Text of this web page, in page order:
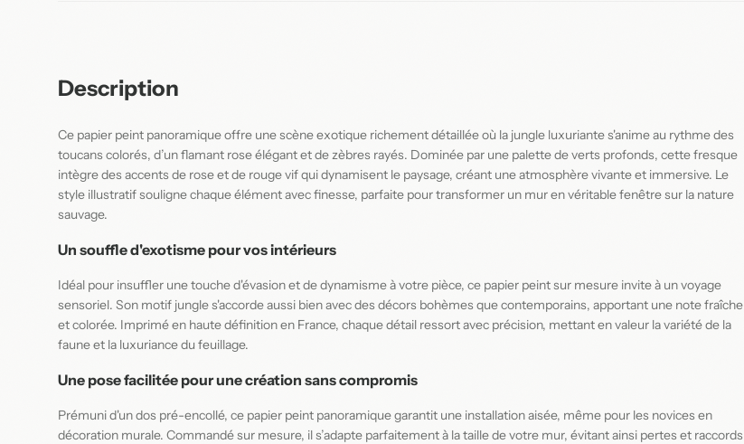
Description
Ce papier peint panoramique offre une scène exotique richement détaillée où la jungle luxuriante s'anime au rythme des
toucans colorés, d’un flamant rose élégant et de zèbres rayés. Dominée par une palette de verts profonds, cette fresque
intègre des accents de rose et de rouge vif qui dynamisent le paysage, créant une atmosphère vivante et immersive. Le
style illustratif souligne chaque élément avec finesse, parfaite pour transformer un mur en véritable fenêtre sur la nature
sauvage.
Un souffle d'exotisme pour vos intérieurs
Idéal pour insuffler une touche d'évasion et de dynamisme à votre pièce, ce papier peint sur mesure invite à un voyage
sensoriel. Son motif jungle s'accorde aussi bien avec des décors bohèmes que contemporains, apportant une note fraîche
et colorée. Imprimé en haute définition en France, chaque détail ressort avec précision, mettant en valeur la variété de la
faune et la luxuriance du feuillage.
Une pose facilitée pour une création sans compromis
Prémuni d'un dos pré-encollé, ce papier peint panoramique garantit une installation aisée, même pour les novices en
décoration murale. Commandé sur mesure, il s’adapte parfaitement à la taille de votre mur, évitant ainsi pertes et raccords